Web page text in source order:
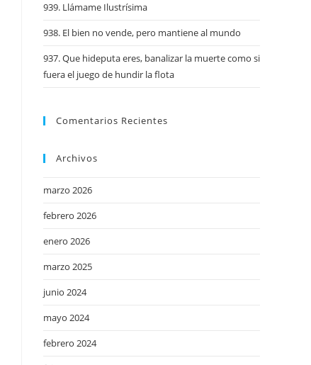
939. Llámame Ilustrísima
938. El bien no vende, pero mantiene al mundo
937. Que hideputa eres, banalizar la muerte como si
fuera el juego de hundir la flota
Comentarios Recientes
Archivos
marzo 2026
febrero 2026
enero 2026
marzo 2025
junio 2024
mayo 2024
febrero 2024